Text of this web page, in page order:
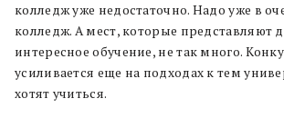
колледж уже недостаточно. Надо уже в
колледж. А мест, которые представляют
интересное обучение, не так много.
усиливается еще на подходах к тем
хотят учиться.